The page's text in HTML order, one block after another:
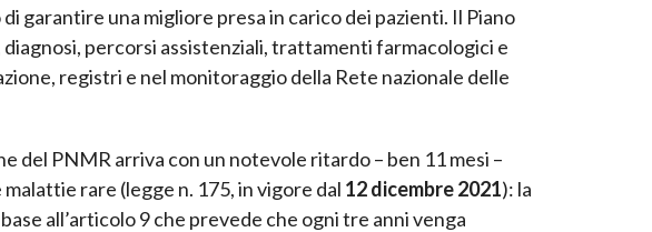
garantire una migliore presa in carico dei pazienti. Il Piano
percorsi assistenziali, trattamenti farmacologici e
registri e nel monitoraggio della Rete nazionale delle
del PNMR arriva con un notevole ritardo – ben 11 mesi –
rare (legge n. 175, in vigore dal 12 dicembre 2021): la
all’articolo 9 che prevede che ogni tre anni venga